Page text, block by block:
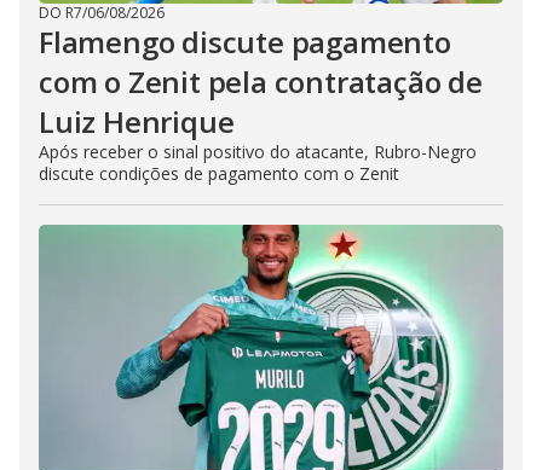
DO R7/06/08/2026
Flamengo discute pagamento
com o Zenit pela contratação de
Luiz Henrique
Após receber o sinal positivo do atacante, Rubro-Negro
discute condições de pagamento com o Zenit